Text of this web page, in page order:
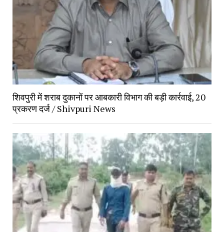
शिवपुरी में शराब दुकानों पर आबकारी विभाग की बड़ी कार्रवाई, 20
प्रकरण दर्ज / Shivpuri News